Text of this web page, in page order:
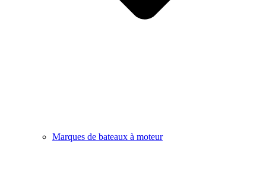
Marques de bateaux à moteur